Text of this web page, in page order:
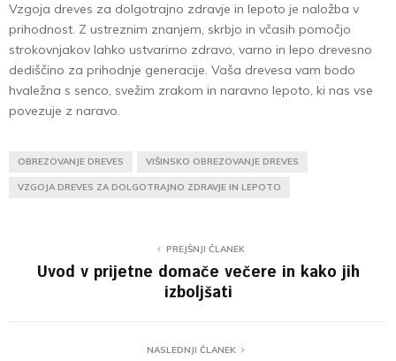
Vzgoja dreves za dolgotrajno zdravje in lepoto je naložba v
prihodnost. Z ustreznim znanjem, skrbjo in včasih pomočjo
strokovnjakov lahko ustvarimo zdravo, varno in lepo drevesno
dediščino za prihodnje generacije. Vaša drevesa vam bodo
hvaležna s senco, svežim zrakom in naravno lepoto, ki nas vse
povezuje z naravo.
OBREZOVANJE DREVES VIŠINSKO OBREZOVANJE DREVES
VZGOJA DREVES ZA DOLGOTRAJNO ZDRAVJE IN LEPOTO
PREJŠNJI ČLANEK
Uvod v prijetne domače večere in kako jih
izboljšati
NASLEDNJI ČLANEK